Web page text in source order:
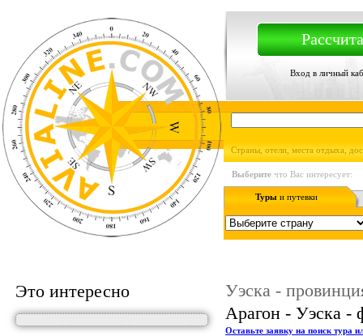
Вход в личный
Страны, отели, места отдыха,
Выберите что Вас интересует:
Туры и путевки
Это интересно
Уэска -
Арагон - Уэска -
Оставьте заявку на поиск тура